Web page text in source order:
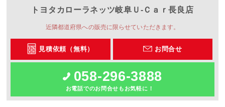
トヨタカローラネッツ岐阜 Ｕ‐Ｃａｒ長良店
近隣都道府県への販売に限らせていただきます。
見積依頼（無料） お問合せ
058-296-3888
お電話でのお問合せもお気軽に！